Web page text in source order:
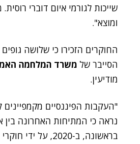
שייכות לגורמי איום דוברי
ומוצא".
החוקרים הזכירו כי שלושה
הסייבר של משרד המלחמה
מודיעין.
"העקבות הפיננסיים מקמפיינים
נראה כי המתיחות האחרונה
בראשונה, ב-2020, על ידי חוקרי